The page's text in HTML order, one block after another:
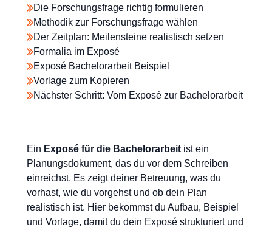
Die Forschungsfrage richtig formulieren
Methodik zur Forschungsfrage wählen
Der Zeitplan: Meilensteine realistisch setzen
Formalia im Exposé
Exposé Bachelorarbeit Beispiel
Vorlage zum Kopieren
Nächster Schritt: Vom Exposé zur Bachelorarbeit
Ein Exposé für die Bachelorarbeit ist ein
Planungsdokument, das du vor dem Schreiben
einreichst. Es zeigt deiner Betreuung, was du
vorhast, wie du vorgehst und ob dein Plan
realistisch ist. Hier bekommst du Aufbau, Beispiel
und Vorlage, damit du dein Exposé strukturiert und